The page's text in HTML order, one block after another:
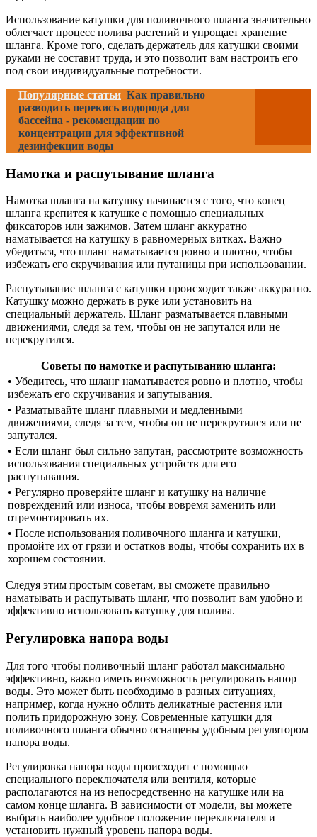
Использование катушки для поливочного шланга значительно
облегчает процесс полива растений и упрощает хранение
шланга. Кроме того, сделать держатель для катушки своими
руками не составит труда, и это позволит вам настроить его
под свои индивидуальные потребности.
Популярные статьи Как правильно
разводить перекись водорода для
бассейна - рекомендации по
концентрации для эффективной
дезинфекции воды
Намотка и распутывание шланга
Намотка шланга на катушку начинается с того, что конец
шланга крепится к катушке с помощью специальных
фиксаторов или зажимов. Затем шланг аккуратно
наматывается на катушку в равномерных витках. Важно
убедиться, что шланг наматывается ровно и плотно, чтобы
избежать его скручивания или путаницы при использовании.
Распутывание шланга с катушки происходит также аккуратно.
Катушку можно держать в руке или установить на
специальный держатель. Шланг разматывается плавными
движениями, следя за тем, чтобы он не запутался или не
перекрутился.
Советы по намотке и распутыванию шланга:
• Убедитесь, что шланг наматывается ровно и плотно, чтобы
избежать его скручивания и запутывания.
• Разматывайте шланг плавными и медленными
движениями, следя за тем, чтобы он не перекрутился или не
запутался.
• Если шланг был сильно запутан, рассмотрите возможность
использования специальных устройств для его
распутывания.
• Регулярно проверяйте шланг и катушку на наличие
повреждений или износа, чтобы вовремя заменить или
отремонтировать их.
• После использования поливочного шланга и катушки,
промойте их от грязи и остатков воды, чтобы сохранить их в
хорошем состоянии.
Следуя этим простым советам, вы сможете правильно
наматывать и распутывать шланг, что позволит вам удобно и
эффективно использовать катушку для полива.
Регулировка напора воды
Для того чтобы поливочный шланг работал максимально
эффективно, важно иметь возможность регулировать напор
воды. Это может быть необходимо в разных ситуациях,
например, когда нужно облить деликатные растения или
полить придорожную зону. Современные катушки для
поливочного шланга обычно оснащены удобным регулятором
напора воды.
Регулировка напора воды происходит с помощью
специального переключателя или вентиля, которые
располагаются на из непосредственно на катушке или на
самом конце шланга. В зависимости от модели, вы можете
выбрать наиболее удобное положение переключателя и
установить нужный уровень напора воды.